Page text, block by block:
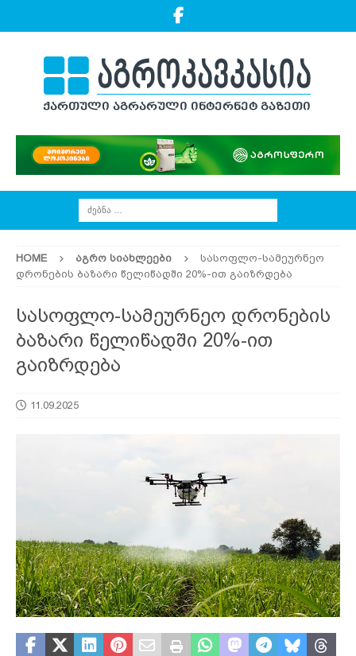
HOME ᲐᲒᲠᲝ ᲡᲘᲐᲮᲚᲔᲔᲑᲘ
სასოფლო-სამეურნეო
დრონების ბაზარი წელიწადში 20%-ით გაიზრდება
სასოფლო-სამეურნეო დრონების
ბაზარი წელიწადში 20%-ით
გაიზრდება
11.09.2025